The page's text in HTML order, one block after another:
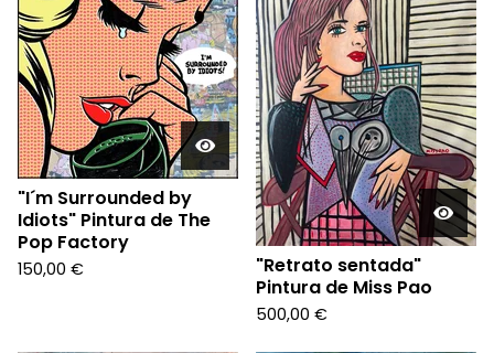
"I´m Surrounded by
Idiots" Pintura de The
Pop Factory
150,00 €
"Retrato sentada"
Pintura de Miss Pao
500,00 €